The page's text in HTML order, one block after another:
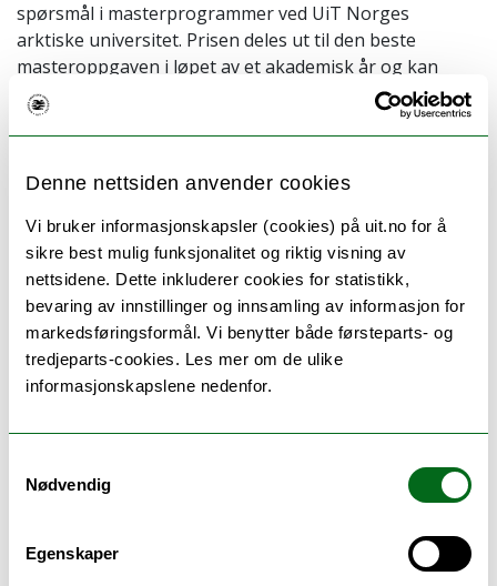
Denne nettsiden anvender cookies
Vi bruker informasjonskapsler (cookies) på uit.no for å
sikre best mulig funksjonalitet og riktig visning av
nettsidene. Dette inkluderer cookies for statistikk,
bevaring av innstillinger og innsamling av informasjon for
markedsføringsformål. Vi benytter både førsteparts- og
tredjeparts-cookies. Les mer om de ulike
informasjonskapslene nedenfor.
Nødvendig
Egenskaper
spørsmål i masterprogrammer ved UiT Norges
arktiske universitet. Prisen deles ut til den beste
masteroppgaven i løpet av et akademisk år og kan
være levert inn ved alle UiTs mastergradsprogrammer.
Prisen skal være til inspirasjon og bidra til
Nominasjon:
Senter for samiske studier inviterer fagmiljøene til å
nominere kandidater til prisen. Det gjøres
oppmerksom på at nominasjonene gjelder også
masteroppgaver som er levert i høstsemesteret.
Følgende må framgå av nominasjonen:
Hvem som nomineres
Begrunnelse for nominasjonen, herunder
Nominasjoner på inntil 1 side sendes via e-post til
framgå ved utlysningen av Árdnaprisen. E-posten
merkes Árdnaprisen (årstall). Dersom oppgaven som